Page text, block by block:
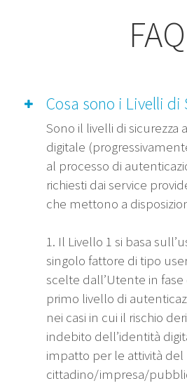
FAQ
Cosa sono i Livelli di
Sono il livelli di sicurezza
digitale
al processo di
richiesti dai service
che mettono a
1. Il Livello 1 si basa
singolo fattore di tipo
scelte dall’Utente in fase
primo livello di
nei casi in cui il rischio
indebito dell’identità
impatto per le attività del
cittadino/impresa/